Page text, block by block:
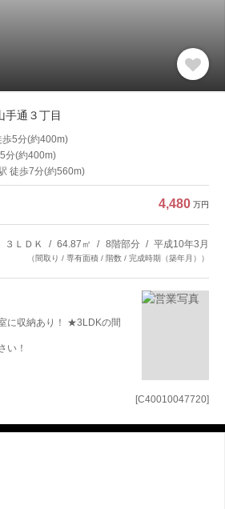
[C40010047720]
手通３丁目
歩5分(約400m)
分(約400m)
徒歩7分(約560m)
4,480 万円
３ＬＤＫ 64.87㎡ 8階部分 平成10年3月
（間取り / 専有面積 / 階数 / 完成時期（築年月））
に収納あり！ ★3LDKの間
い！